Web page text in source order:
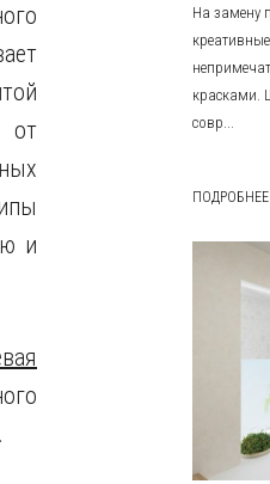
от
и
На замену
красками.
совр...
ПОДРОБНЕЕ